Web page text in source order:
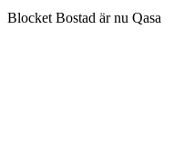
Blocket Bostad är nu Qasa